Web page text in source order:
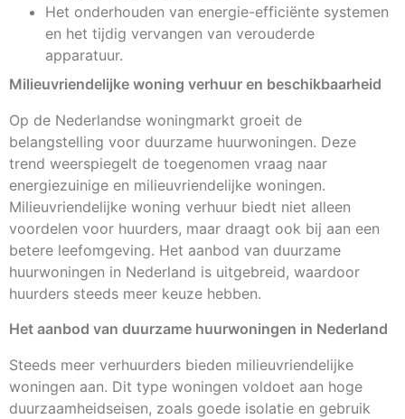
Het onderhouden van energie-efficiënte systemen
en het tijdig vervangen van verouderde
apparatuur.
Milieuvriendelijke woning verhuur en beschikbaarheid
Op de Nederlandse woningmarkt groeit de
belangstelling voor duurzame huurwoningen. Deze
trend weerspiegelt de toegenomen vraag naar
energiezuinige en milieuvriendelijke woningen.
Milieuvriendelijke woning verhuur biedt niet alleen
voordelen voor huurders, maar draagt ook bij aan een
betere leefomgeving. Het aanbod van duurzame
huurwoningen in Nederland is uitgebreid, waardoor
huurders steeds meer keuze hebben.
Het aanbod van duurzame huurwoningen in Nederland
Steeds meer verhuurders bieden milieuvriendelijke
woningen aan. Dit type woningen voldoet aan hoge
duurzaamheidseisen, zoals goede isolatie en gebruik